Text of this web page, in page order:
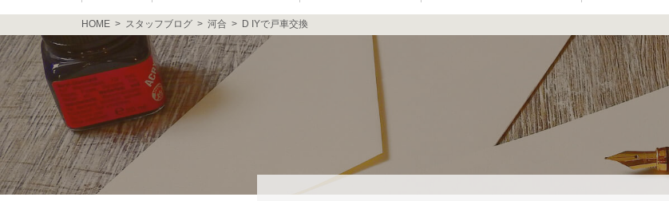
HOME スタッフブログ 河合 D IYで戸車交換